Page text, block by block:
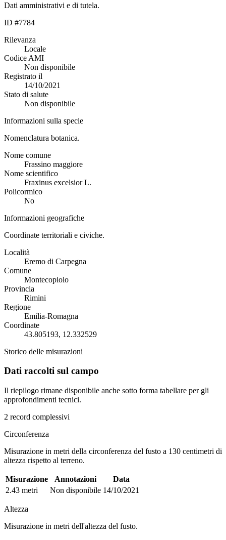
Dati amministrativi e di tutela.
ID #7784
Rilevanza
Locale
Codice AMI
Non disponibile
Registrato il
14/10/2021
Stato di salute
Non disponibile
Informazioni sulla specie
Nomenclatura botanica.
Nome comune
Frassino maggiore
Nome scientifico
Fraxinus excelsior L.
Policormico
No
Informazioni geografiche
Coordinate territoriali e civiche.
Località
Eremo di Carpegna
Comune
Montecopiolo
Provincia
Rimini
Regione
Emilia-Romagna
Coordinate
43.805193, 12.332529
Storico delle misurazioni
Dati raccolti sul campo
Il riepilogo rimane disponibile anche sotto forma tabellare per gli
approfondimenti tecnici.
2 record complessivi
Circonferenza
Misurazione in metri della circonferenza del fusto a 130 centimetri di
altezza rispetto al terreno.
Misurazione Annotazioni
Data
2.43 metri
Non disponibile 14/10/2021
Altezza
Misurazione in metri dell'altezza del fusto.